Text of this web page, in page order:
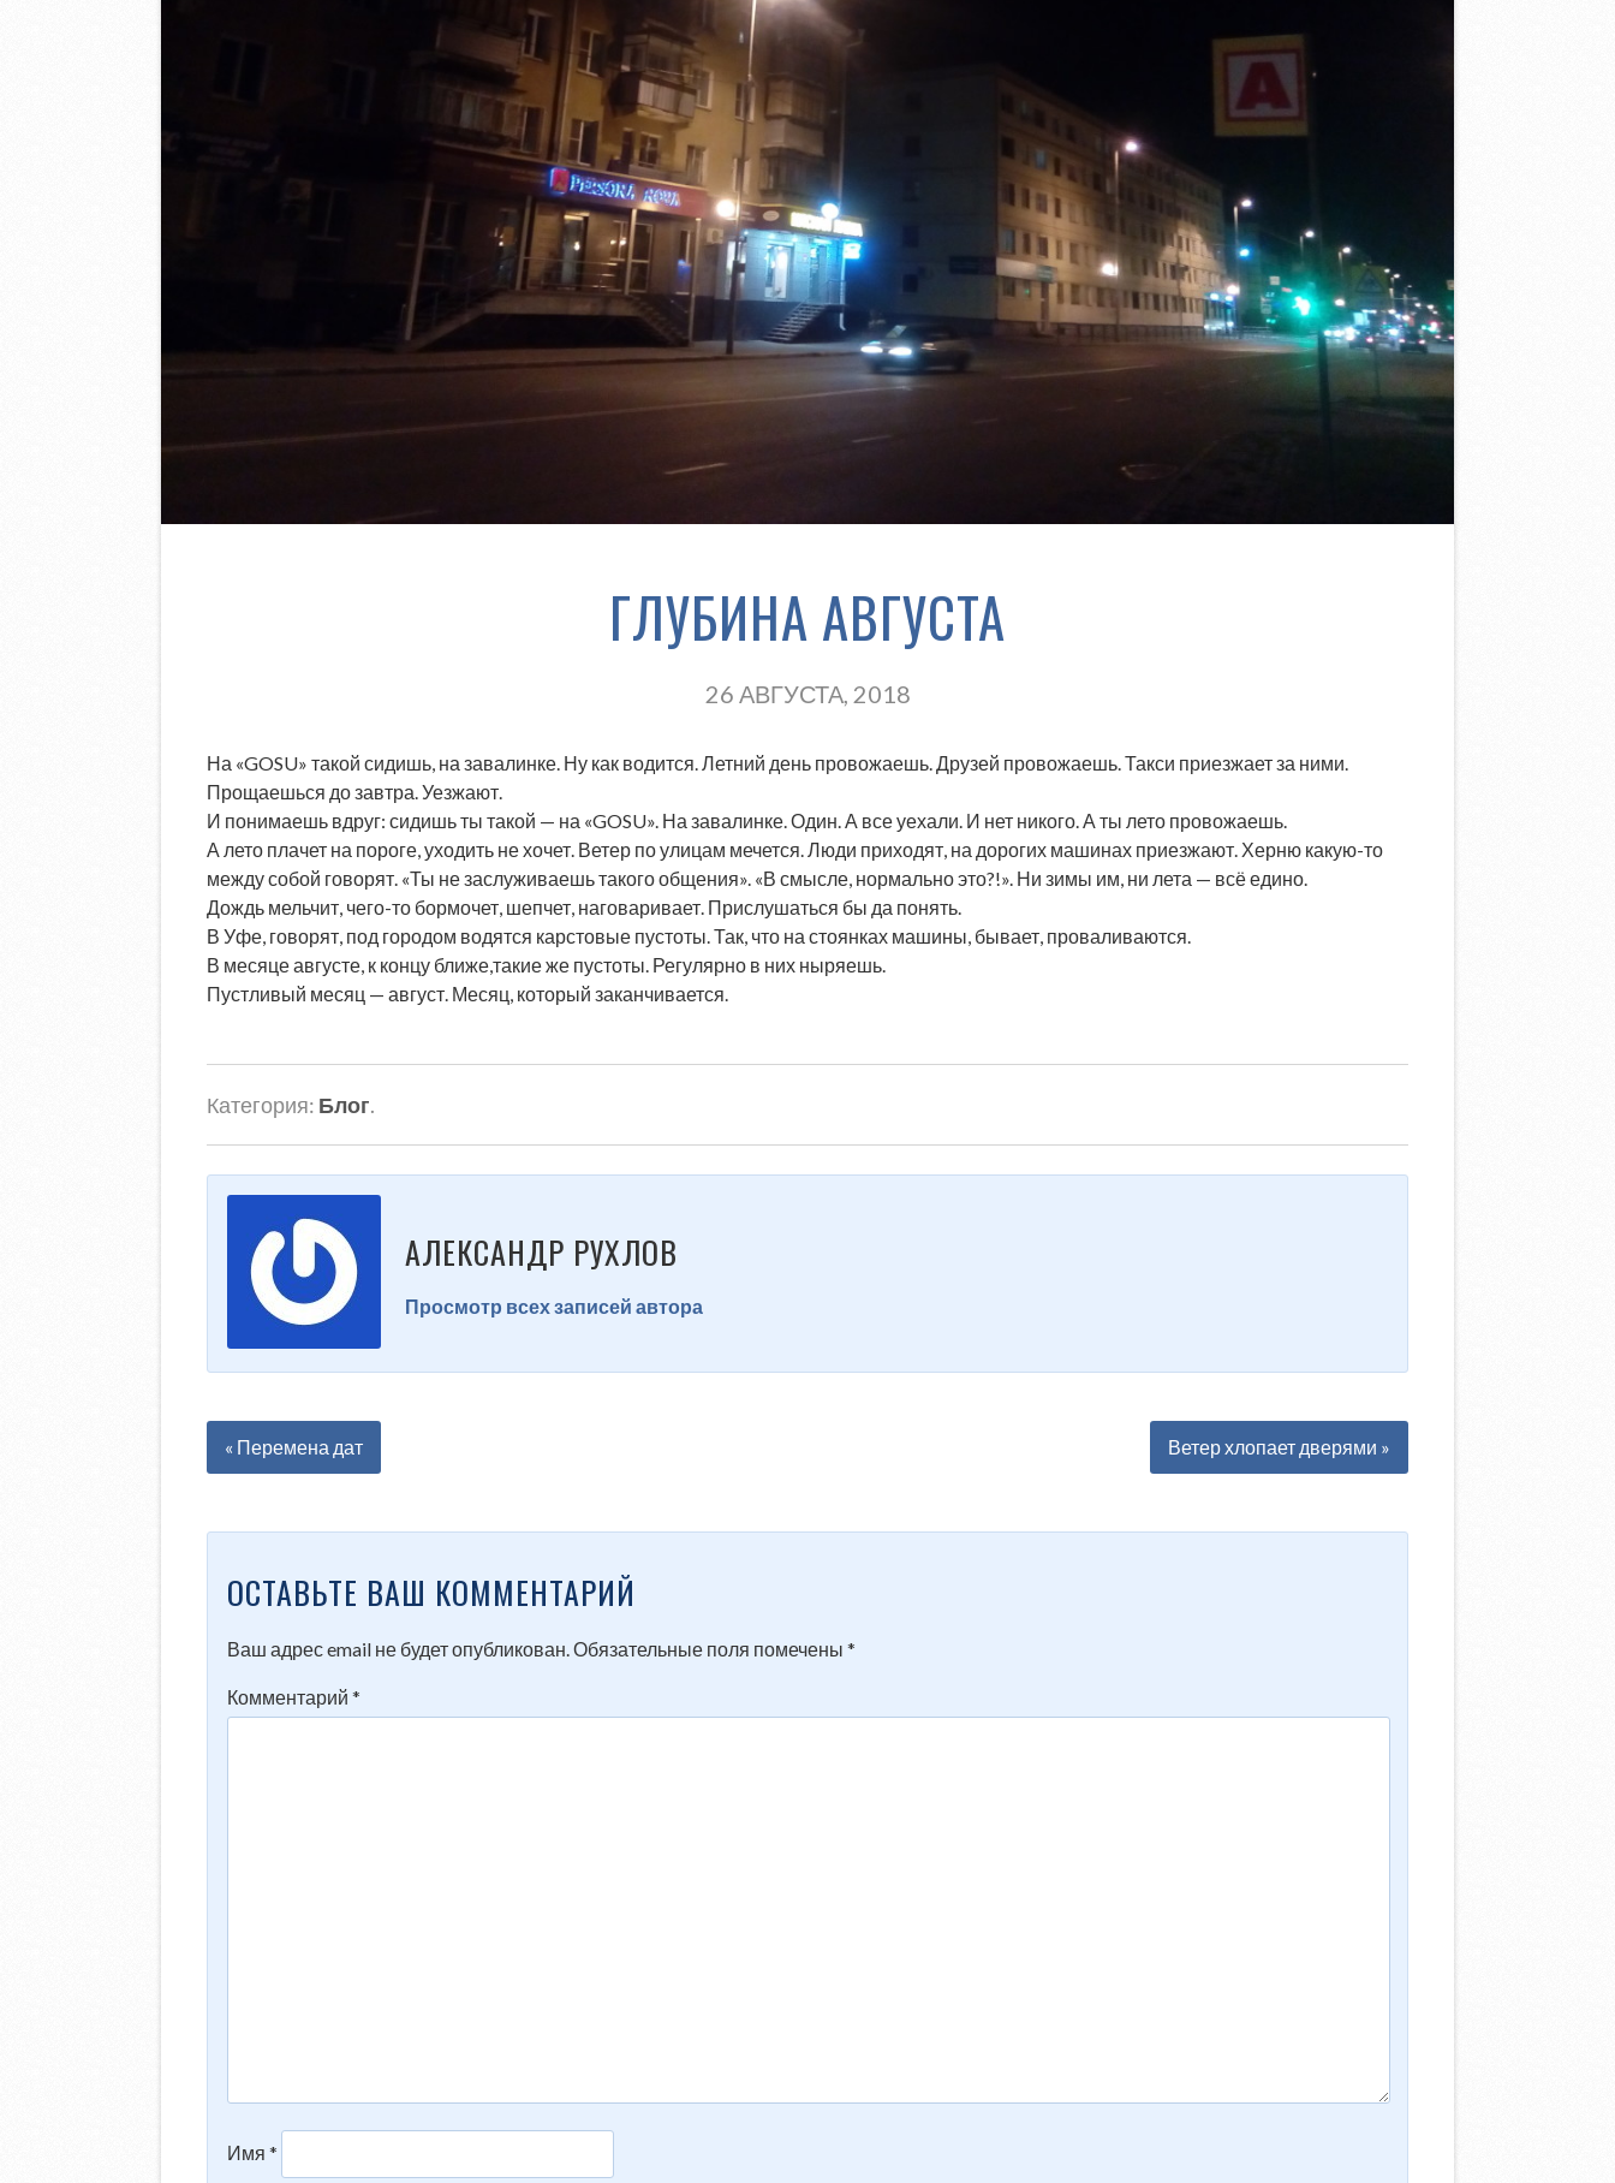
ГЛУБИНА АВГУСТА
26 АВГУСТА, 2018
На «GOSU» такой сидишь, на завалинке. Ну как водится. Летний день провожаешь. Друзей провожаешь. Такси приезжает за ними.
Прощаешься до завтра. Уезжают.
И понимаешь вдруг: сидишь ты такой — на «GOSU». На завалинке. Один. А все уехали. И нет никого. А ты лето провожаешь.
А лето плачет на пороге, уходить не хочет. Ветер по улицам мечется. Люди приходят, на дорогих машинах приезжают. Херню какую-то
между собой говорят. «Ты не заслуживаешь такого общения». «В смысле, нормально это?!». Ни зимы им, ни лета — всё едино.
Дождь мельчит, чего-то бормочет, шепчет, наговаривает. Прислушаться бы да понять.
В Уфе, говорят, под городом водятся карстовые пустоты. Так, что на стоянках машины, бывает, проваливаются.
В месяце августе, к концу ближе,такие же пустоты. Регулярно в них ныряешь.
Пустливый месяц — август. Месяц, который заканчивается.
Категория: Блог.
АЛЕКСАНДР РУХЛОВ
Просмотр всех записей автора
« Перемена дат Ветер хлопает дверями »
ОСТАВЬТЕ ВАШ КОММЕНТАРИЙ
Ваш адрес email не будет опубликован.Обязательные поля помечены*
Комментарий*
Имя*